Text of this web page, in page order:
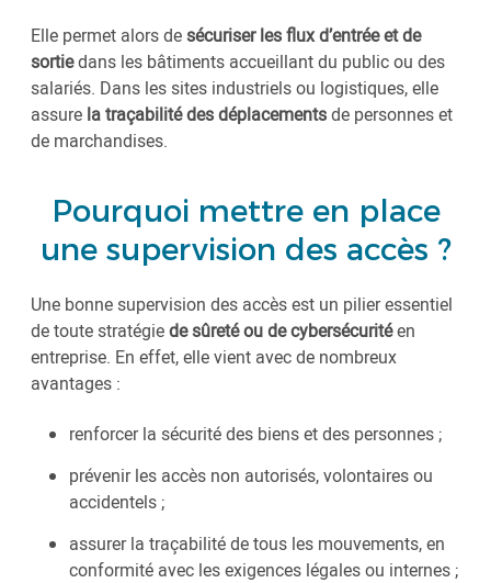
Elle permet alors de sécuriser les flux d’entrée et de
sortiedans les bâtiments accueillant du public ou des
salariés. Dans les sites industriels ou logistiques, elle
assure la traçabilité des déplacementsde personnes et
de marchandises.
Pourquoi mettre en place
une supervision des accès ?
Une bonne supervision des accès est un pilier essentiel
de toute stratégiede sûreté ou de cybersécuritéen
entreprise. En effet, elle vient avec de nombreux
avantages :
renforcer la sécurité des biens et des personnes ;
prévenir les accès non autorisés, volontaires ou
accidentels ;
assurer la traçabilité de tous les mouvements, en
conformité avec les exigences légales ou internes ;